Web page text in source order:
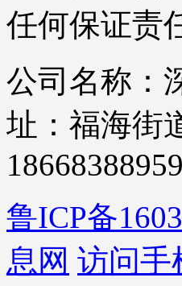
任何保证责
公司名称：
址：福海街
18668388959
鲁ICP备
息网 访问手